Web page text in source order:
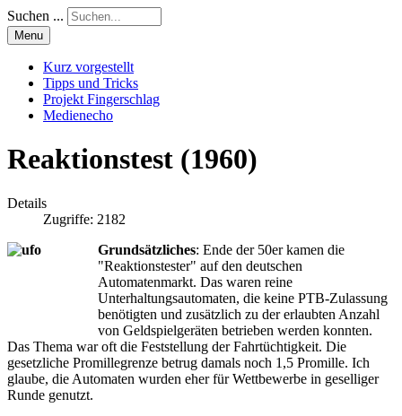
Suchen ...
Menu
Kurz vorgestellt
Tipps und Tricks
Projekt Fingerschlag
Medienecho
Reaktionstest (1960)
Details
Zugriffe: 2182
Grundsätzliches: Ende der 50er kamen die
"Reaktionstester" auf den deutschen
Automatenmarkt. Das waren reine
Unterhaltungsautomaten, die keine PTB-Zulassung
benötigten und zusätzlich zu der erlaubten Anzahl
von Geldspielgeräten betrieben werden konnten.
Das Thema war oft die Feststellung der Fahrtüchtigkeit. Die
gesetzliche Promillegrenze betrug damals noch 1,5 Promille. Ich
glaube, die Automaten wurden eher für Wettbewerbe in geselliger
Runde genutzt.